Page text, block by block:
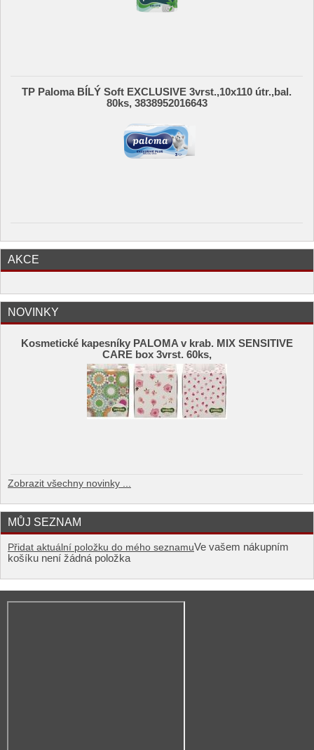
TP Paloma BÍLÝ Soft EXCLUSIVE 3vrst.,10x110 útr.,bal.
80ks, 3838952016643
AKCE
NOVINKY
Kosmetické kapesníky PALOMA v krab. MIX SENSITIVE
CARE box 3vrst. 60ks,
Zobrazit všechny novinky ...
MŮJ SEZNAM
Přidat aktuální položku do mého seznamuVe vašem nákupním
košíku není žádná položka